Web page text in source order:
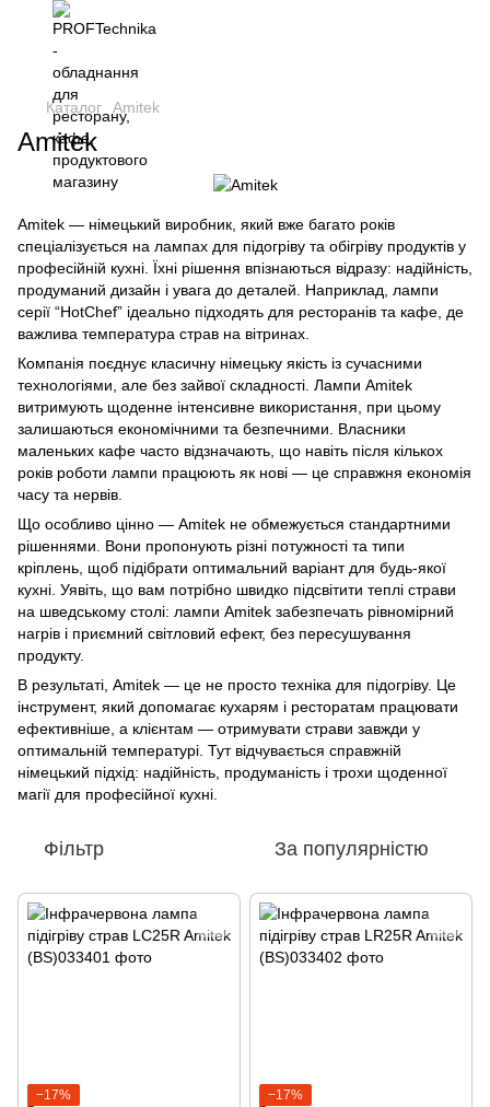
Каталог Amitek
Amitek
Amitek — німецький виробник, який вже багато років
спеціалізується на лампах для підогріву та обігріву продуктів у
професійній кухні. Їхні рішення впізнаються відразу: надійність,
продуманий дизайн і увага до деталей. Наприклад, лампи
серії “HotChef” ідеально підходять для ресторанів та кафе, де
важлива температура страв на вітринах.
Компанія поєднує класичну німецьку якість із сучасними
технологіями, але без зайвої складності. Лампи Amitek
витримують щоденне інтенсивне використання, при цьому
залишаються економічними та безпечними. Власники
маленьких кафе часто відзначають, що навіть після кількох
років роботи лампи працюють як нові — це справжня економія
часу та нервів.
Що особливо цінно — Amitek не обмежується стандартними
рішеннями. Вони пропонують різні потужності та типи
кріплень, щоб підібрати оптимальний варіант для будь-якої
кухні. Уявіть, що вам потрібно швидко підсвітити теплі страви
на шведському столі: лампи Amitek забезпечать рівномірний
нагрів і приємний світловий ефект, без пересушування
продукту.
В результаті, Amitek — це не просто техніка для підогріву. Це
інструмент, який допомагає кухарям і ресторатам працювати
ефективніше, а клієнтам — отримувати страви завжди у
оптимальній температурі. Тут відчувається справжній
німецький підхід: надійність, продуманість і трохи щоденної
магії для професійної кухні.
Фільтр За популярністю
−17% −17%